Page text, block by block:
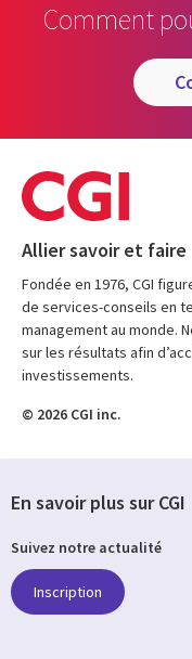
Comment
Allier savoir et faire
Fondée en 1976, CGI
de services-conseils en
management au monde.
sur les résultats afin
investissements.
© 2026 CGI inc.
En savoir plus sur CGI
Suivez notre actualité
Inscription